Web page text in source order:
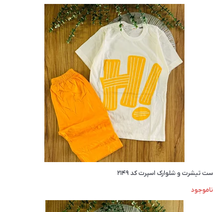
ست تیشرت و شلوارک اسپرت کد ۲۱۴۹
ناموجود